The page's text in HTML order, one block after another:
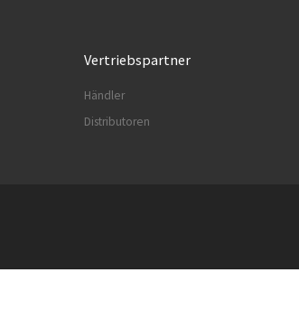
Vertriebspartner
Händler
Distributoren